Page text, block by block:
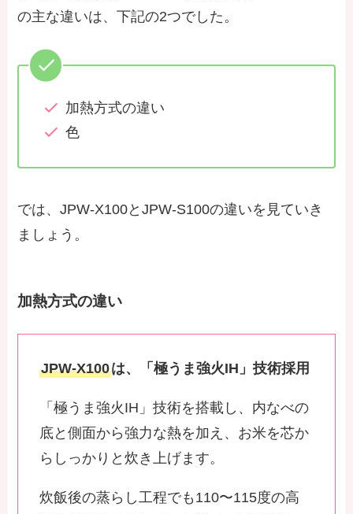
の主な違いは、下記の2つでした。
加熱方式の違い
色
では、JPW-X100とJPW-S100の違いを見ていき
ましょう。
加熱方式の違い
JPW-X100は、「極うま強火IH」技術採用
「極うま強火IH」技術を搭載し、内なべの
底と側面から強力な熱を加え、お米を芯か
らしっかりと炊き上げます。
炊飯後の蒸らし工程でも110〜115度の高